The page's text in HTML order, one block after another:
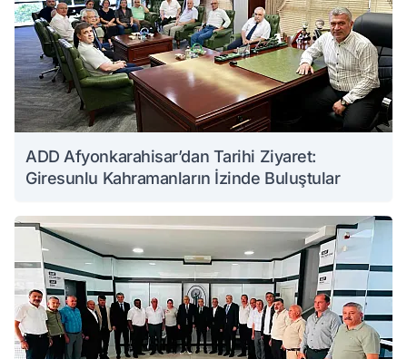
ADD Afyonkarahisar’dan Tarihi Ziyaret:
Giresunlu Kahramanların İzinde Buluştular